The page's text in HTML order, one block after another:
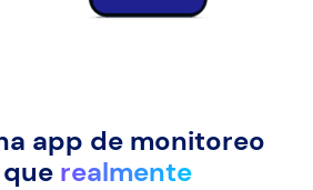
app de monitoreo
realmente